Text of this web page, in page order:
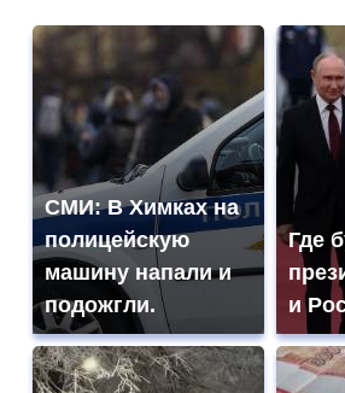
СМИ: В Химках на
полицейскую
машину напали и
подожгли.
Где
и